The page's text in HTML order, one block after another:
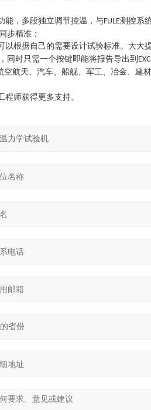
能，多段独立调节控温，与FULE测控系
步精准；
以根据自己的需要设计试验标准。大
同时只需一个按键即能将报告导出到
空航天、汽车、船舰、军工、冶金、建
师获得更多支持。